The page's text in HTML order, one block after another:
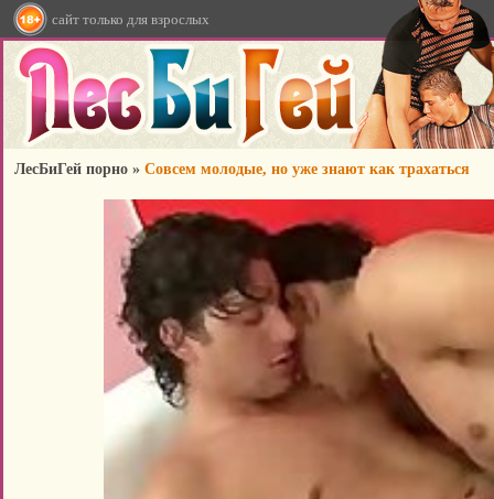
сайт только для взрослых
ЛесБиГей порно » Совсем молодые, но уже знают как трахаться